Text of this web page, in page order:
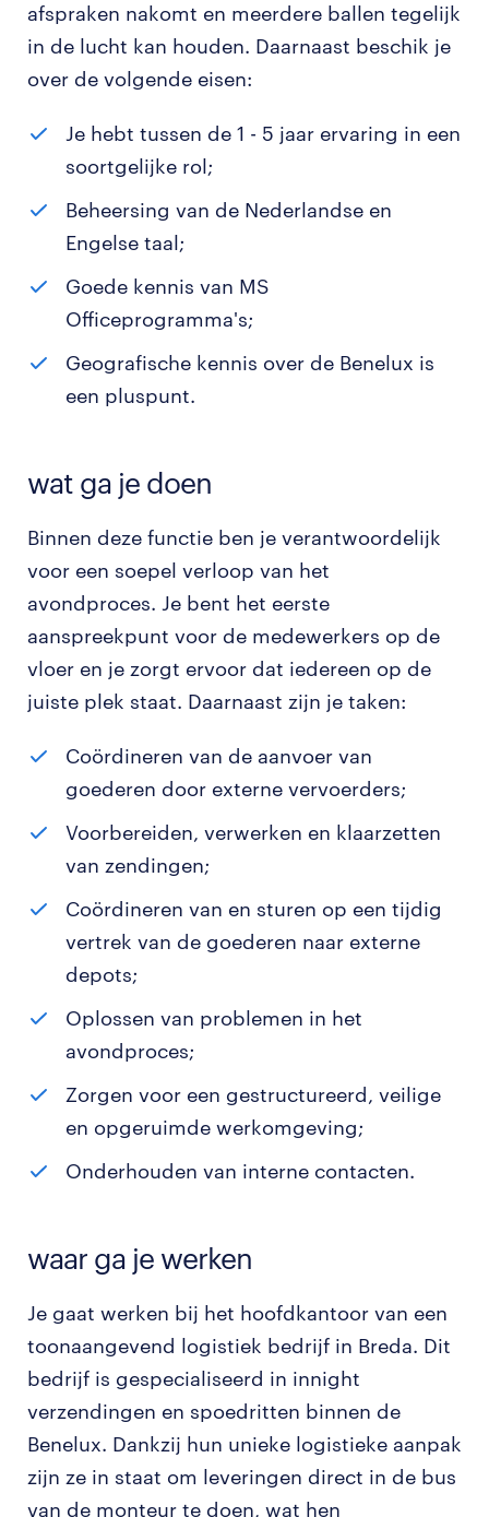
afspraken nakomt en meerdere ballen tegelijk
in de lucht kan houden. Daarnaast beschik je
over de volgende eisen:
Je hebt tussen de 1 - 5 jaar ervaring in een
soortgelijke rol;
Beheersing van de Nederlandse en
Engelse taal;
Goede kennis van MS
Officeprogramma's;
Geografische kennis over de Benelux is
een pluspunt.
wat ga je doen
Binnen deze functie ben je verantwoordelijk
voor een soepel verloop van het
avondproces. Je bent het eerste
aanspreekpunt voor de medewerkers op de
vloer en je zorgt ervoor dat iedereen op de
juiste plek staat. Daarnaast zijn je taken:
Coördineren van de aanvoer van
goederen door externe vervoerders;
Voorbereiden, verwerken en klaarzetten
van zendingen;
Coördineren van en sturen op een tijdig
vertrek van de goederen naar externe
depots;
Oplossen van problemen in het
avondproces;
Zorgen voor een gestructureerd, veilige
en opgeruimde werkomgeving;
Onderhouden van interne contacten.
waar ga je werken
Je gaat werken bij het hoofdkantoor van een
toonaangevend logistiek bedrijf in Breda. Dit
bedrijf is gespecialiseerd in innight
verzendingen en spoedritten binnen de
Benelux. Dankzij hun unieke logistieke aanpak
zijn ze in staat om leveringen direct in de bus
van de monteur te doen, wat hen